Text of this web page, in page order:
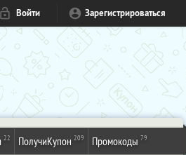
Войти Зарегистрироваться
22 ПолучиКупон 209 Промокоды 79